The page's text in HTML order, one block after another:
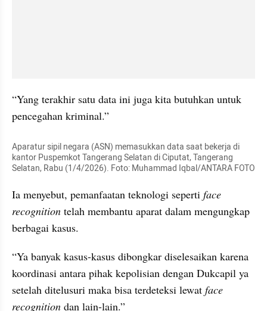
“Yang terakhir satu data ini juga kita butuhkan untuk
pencegahan kriminal.”
Aparatur sipil negara (ASN) memasukkan data saat bekerja di
kantor Puspemkot Tangerang Selatan di Ciputat, Tangerang
Selatan, Rabu (1/4/2026). Foto: Muhammad Iqbal/ANTARA FOTO
Ia menyebut, pemanfaatan teknologi seperti face
recognition telah membantu aparat dalam mengungkap
berbagai kasus.
“Ya banyak kasus-kasus dibongkar diselesaikan karena
koordinasi antara pihak kepolisian dengan Dukcapil ya
setelah ditelusuri maka bisa terdeteksi lewat face
recognition dan lain-lain.”